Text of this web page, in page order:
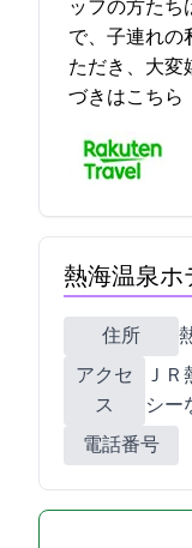
ッフの方たち
で、子連れの
ただき、大変嬉しく
づきはこちら
熱海温泉
住所
アクセ
ス
Ｊ
シー
電話番号